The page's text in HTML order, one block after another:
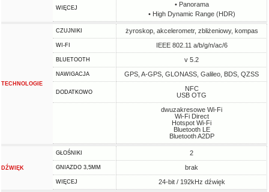
WIĘCEJ
• Panorama
• High Dynamic Range (HDR)
TECHNOLOGIE
CZUJNIKI żyroskop, akcelerometr, zbliżeniowy, kompas
WI-FI IEEE 802.11 a/b/g/n/ac/6
BLUETOOTH v 5.2
NAWIGACJA GPS, A-GPS, GLONASS, Galileo, BDS, QZSS
DODATKOWO
NFC
USB OTG
dwuzakresowe Wi-Fi
Wi-Fi Direct
Hotspot Wi-Fi
Bluetooth LE
Bluetooth A2DP
DŹWIĘK
GŁOŚNIKI 2
GNIAZDO 3,5MM brak
WIĘCEJ 24-bit / 192kHz dźwięk